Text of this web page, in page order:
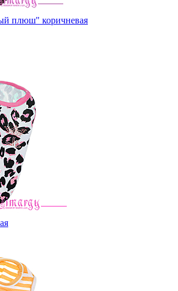
плюш" коричневая